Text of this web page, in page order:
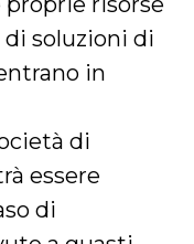
soluzioni di
in
di
essere
di